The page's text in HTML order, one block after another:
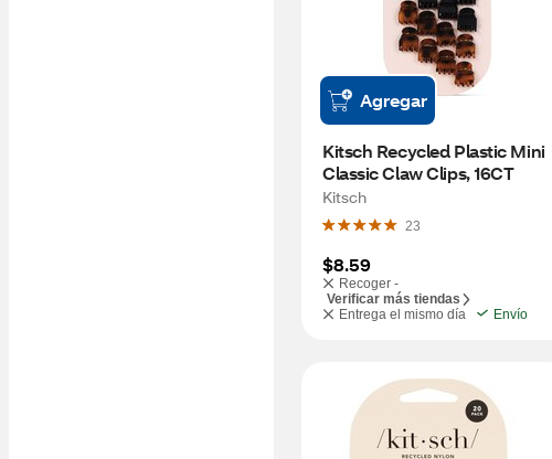
Agregar
Kitsch Recycled Plastic Mini
Classic Claw Clips, 16CT
Kitsch
23
$8.59
Recoger -
Verificar más tiendas
Entrega el mismo día
Envío